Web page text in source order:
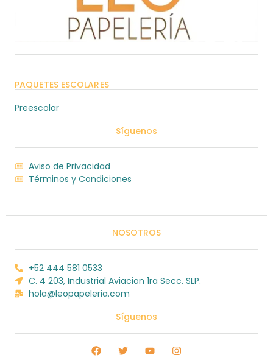
PAQUETES ESCOLARES
Preescolar
Síguenos
Aviso de Privacidad
Términos y Condiciones
NOSOTROS
+52 444 581 0533
C. 4 203, Industrial Aviacion 1ra Secc. SLP.
hola@leopapeleria.com
Síguenos